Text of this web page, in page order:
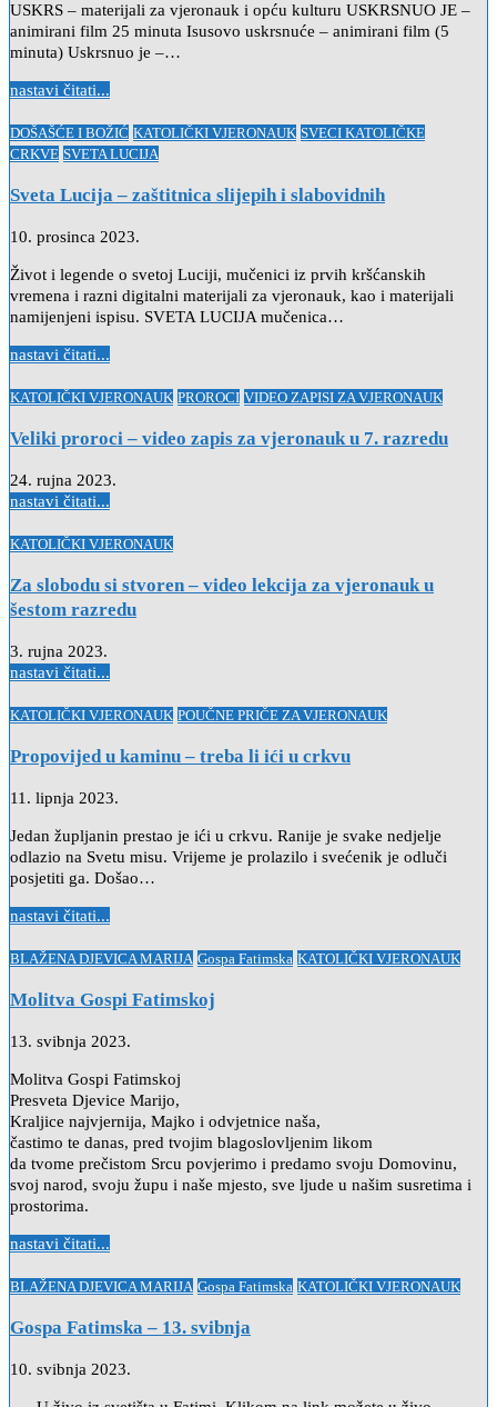
USKRS – materijali za vjeronauk i opću kulturu USKRSNUO JE –
animirani film 25 minuta Isusovo uskrsnuće – animirani film (5
minuta) Uskrsnuo je –…
nastavi čitati...
Posted
in
DOŠAŠĆE I BOŽIĆ KATOLIČKI VJERONAUK SVECI KATOLIČKE
CRKVE SVETA LUCIJA
Sveta Lucija – zaštitnica slijepih i slabovidnih
10. prosinca 2023.
Život i legende o svetoj Luciji, mučenici iz prvih kršćanskih
vremena i razni digitalni materijali za vjeronauk, kao i materijali
namijenjeni ispisu. SVETA LUCIJA mučenica…
nastavi čitati...
Posted
KATOLIČKI VJERONAUK PROROCI VIDEO ZAPISI ZA VJERONAUK
Veliki proroci – video zapis za vjeronauk u 7. razredu
24. rujna 2023.
nastavi čitati...
Posted
KATOLIČKI VJERONAUK
Za slobodu si stvoren – video lekcija za vjeronauk u
šestom razredu
3. rujna 2023.
nastavi čitati...
Posted
KATOLIČKI VJERONAUK POUČNE PRIČE ZA VJERONAUK
Propovijed u kaminu – treba li ići u crkvu
11. lipnja 2023.
Jedan župljanin prestao je ići u crkvu. Ranije je svake nedjelje
odlazio na Svetu misu. Vrijeme je prolazilo i svećenik je odluči
posjetiti ga. Došao…
nastavi čitati...
Posted
BLAŽENA DJEVICA MARIJA Gospa Fatimska KATOLIČKI VJERONAUK
Molitva Gospi Fatimskoj
13. svibnja 2023.
Molitva Gospi Fatimskoj
Presveta Djevice Marijo,
Kraljice najvjernija, Majko i odvjetnice naša,
častimo te danas, pred tvojim blagoslovljenim likom
da tvome prečistom Srcu povjerimo i predamo svoju Domovinu,
svoj narod, svoju župu i naše mjesto, sve ljude u našim susretima i
prostorima.
nastavi čitati...
Posted
BLAŽENA DJEVICA MARIJA Gospa Fatimska KATOLIČKI VJERONAUK
Gospa Fatimska – 13. svibnja
10. svibnja 2023.